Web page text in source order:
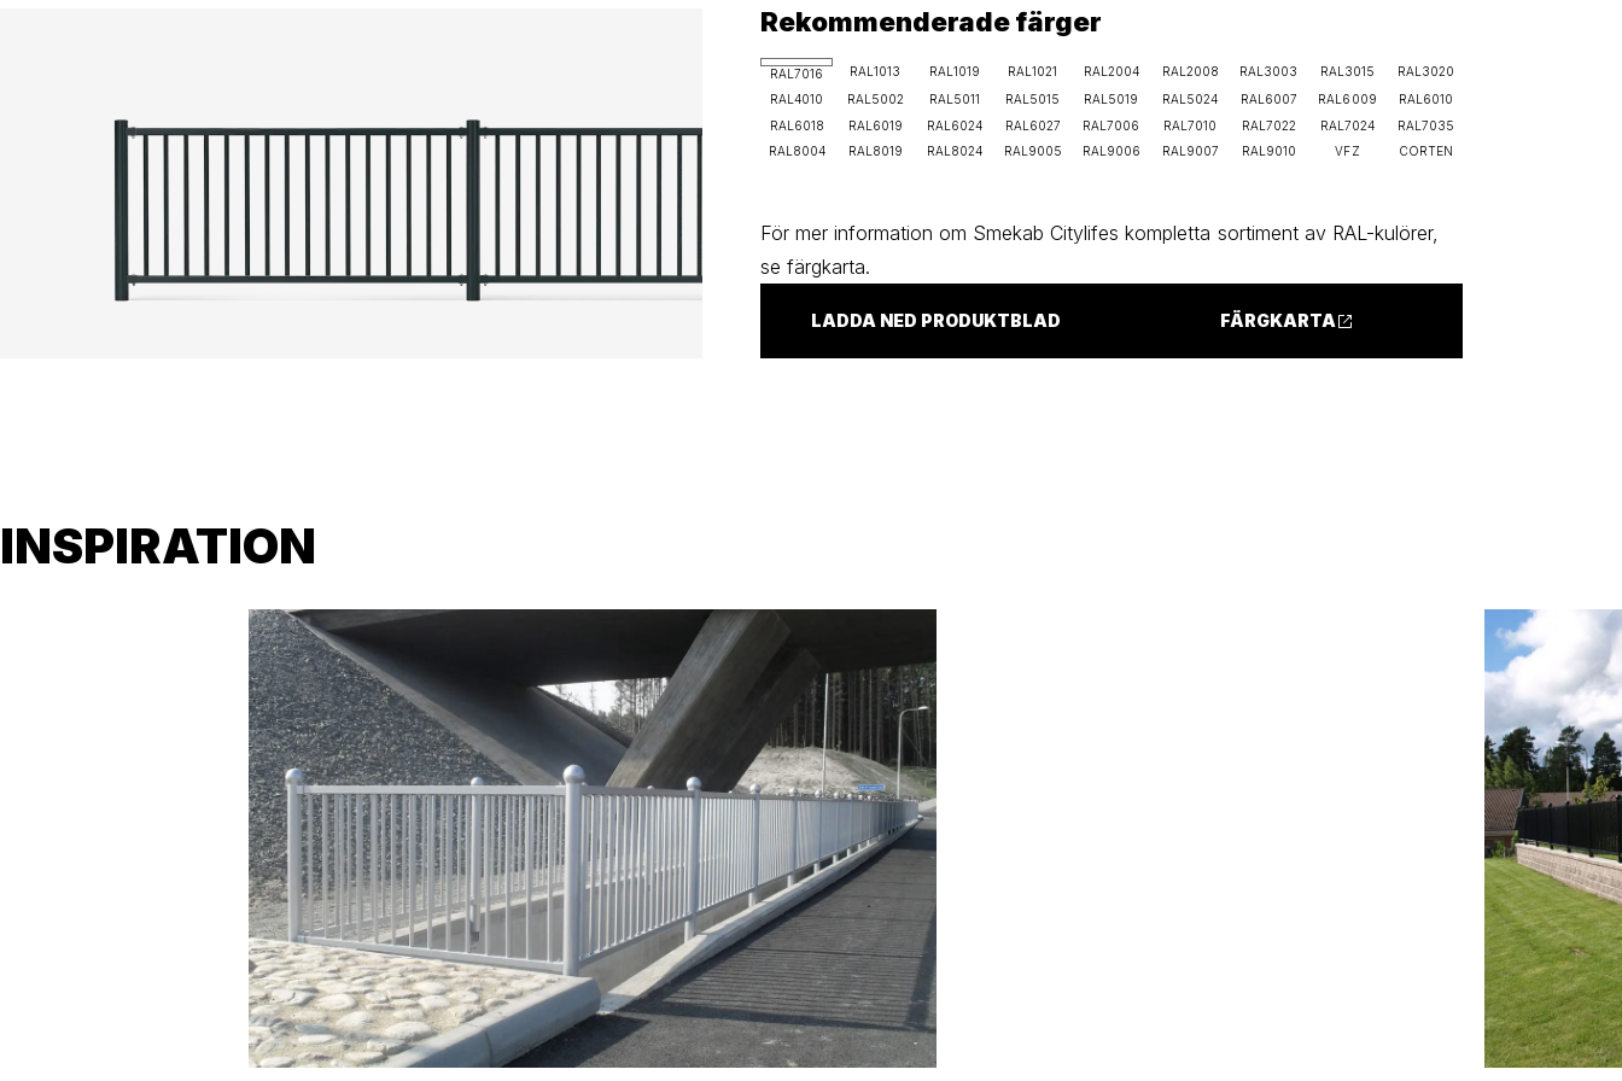
Rekommenderade färger
RAL7016 RAL1013 RAL1019 RAL1021 RAL2004 RAL2008 RAL3003 RAL3015
RAL3020
RAL4010
RAL5002 RAL5011 RAL5015 RAL5019 RAL5024 RAL6007 RAL6009
RAL6010
RAL6018
RAL6019 RAL6024 RAL6027 RAL7006 RAL7010 RAL7022 RAL7024
RAL7035
RAL8004
RAL8019 RAL8024 RAL9005 RAL9006 RAL9007 RAL9010 VFZ CORTEN
För mer information om Smekab Citylifes kompletta sortiment av RAL-kulörer,
se färgkarta.
LADDA NED PRODUKTBLAD FÄRGKARTA
INSPIRATION